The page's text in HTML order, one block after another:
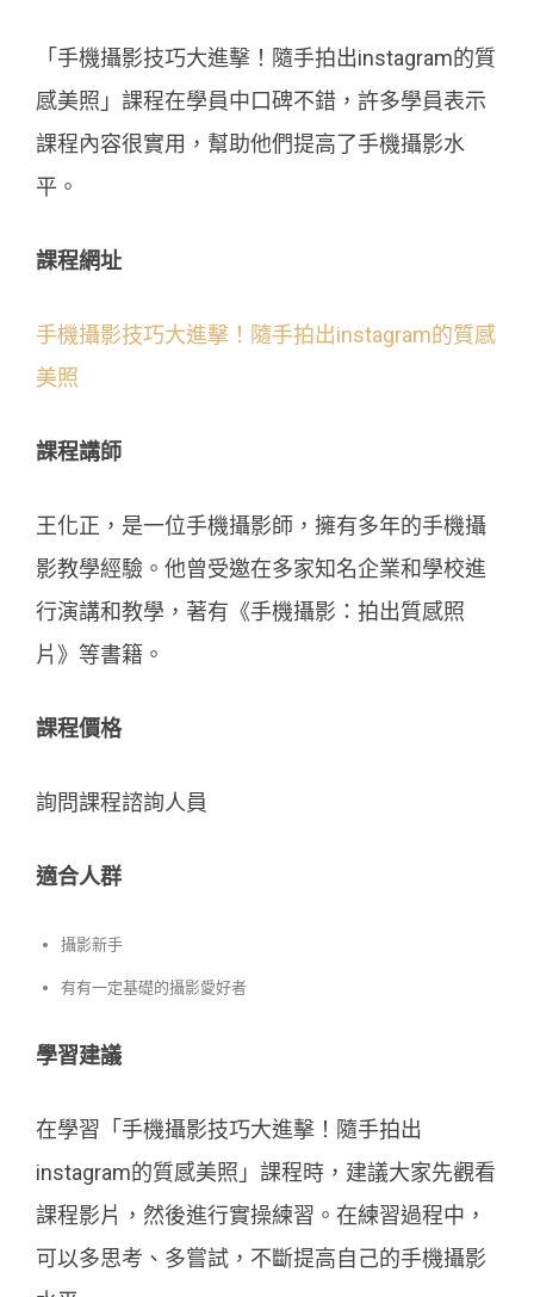
「手機攝影技巧大進擊！隨手拍出instagram的質
感美照」課程在學員中口碑不錯，許多學員表示
課程內容很實用，幫助他們提高了手機攝影水
平。
課程網址
手機攝影技巧大進擊！隨手拍出instagram的質感
美照
課程講師
王化正，是一位手機攝影師，擁有多年的手機攝
影教學經驗。他曾受邀在多家知名企業和學校進
行演講和教學，著有《手機攝影：拍出質感照
片》等書籍。
課程價格
詢問課程諮詢人員
適合人群
攝影新手
有有一定基礎的攝影愛好者
學習建議
在學習「手機攝影技巧大進擊！隨手拍出
instagram的質感美照」課程時，建議大家先觀看
課程影片，然後進行實操練習。在練習過程中，
可以多思考、多嘗試，不斷提高自己的手機攝影